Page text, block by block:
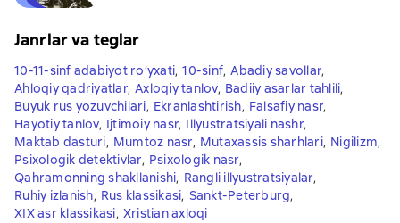
Janrlar va teglar
10-11-sinf adabiyot ro’yxati, 10-sinf, Abadiy savollar,
Ahloqiy qadriyatlar, Axloqiy tanlov, Badiiy asarlar tahlili,
Buyuk rus yozuvchilari, Ekranlashtirish, Falsafiy nasr,
Hayotiy tanlov, Ijtimoiy nasr, Illyustratsiyali nashr,
Maktab dasturi, Mumtoz nasr, Mutaxassis sharhlari, Nigilizm,
Psixologik detektivlar, Psixologik nasr,
Qahramonning shakllanishi, Rangli illyustratsiyalar,
Ruhiy izlanish, Rus klassikasi, Sankt-Peterburg,
XIX asr klassikasi, Xristian axloqi